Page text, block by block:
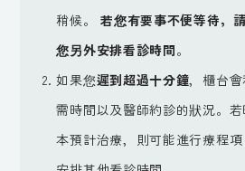
稍候。若您有要事不便等待，
您另外安排看診時間。
如果您遲到超過十分鐘，櫃台
需時間以及醫師約診的狀況。
本預計治療，則可能進行療程